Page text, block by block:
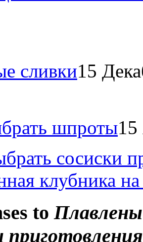
сливки15
шпроты15
сосиски
клубника
to